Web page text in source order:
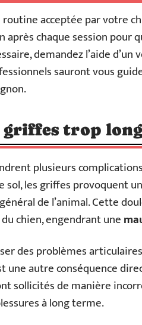
acceptée par votre
chaque session pour
demandez l’aide d’un
sauront vous
griffes trop
plusieurs
sol, les griffes provoquent
de l’animal. Cette
chien, engendrant une
des problèmes
une autre conséquence
sollicités de manière
à long terme.